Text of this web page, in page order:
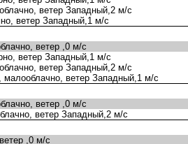
ветер Западный,2 м/с
ветер Западный,1 м/с
ветер ,0 м/с
ветер Западный,1 м/с
ветер Западный,2 м/с
ветер Западный,1 м/с
ветер ,0 м/с
ветер Западный,2 м/с
,0 м/с